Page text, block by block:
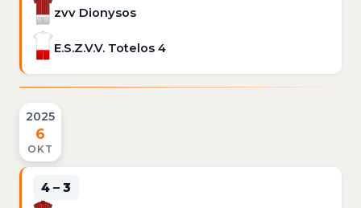
zvv Dionysos
E.S.Z.V.V. Totelos 4
2025
6
OKT
4 – 3